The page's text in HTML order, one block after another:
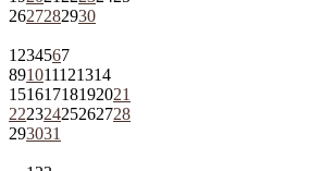
2627282930
1 234567
891011121314
15161718192021
22232425262728
293031